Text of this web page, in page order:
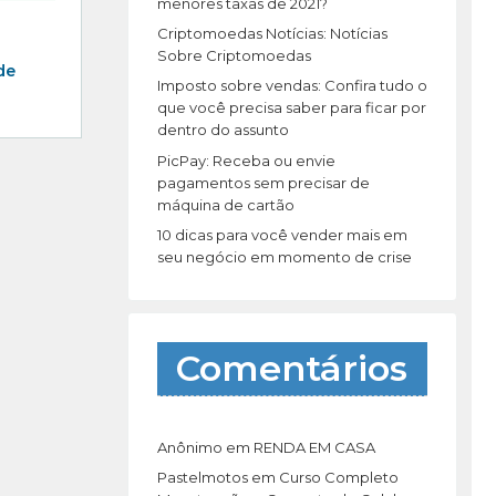
:
Criptomoedas Notícias: Notícias
Sobre Criptomoedas
Imposto sobre vendas: Confira tudo o
que você precisa saber para ficar por
dentro do assunto
PicPay: Receba ou envie
pagamentos sem precisar de
máquina de cartão
10 dicas para você vender mais em
seu negócio em momento de crise
Comentários
Anônimo em RENDA EM CASA
Pastelmotosem Curso Completo